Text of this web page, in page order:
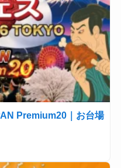
Premium20｜お台場